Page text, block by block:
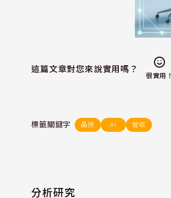
這篇文章對您來說實用嗎？
很實用！
標籤關鍵字 晶技 AI 營收
分析研究